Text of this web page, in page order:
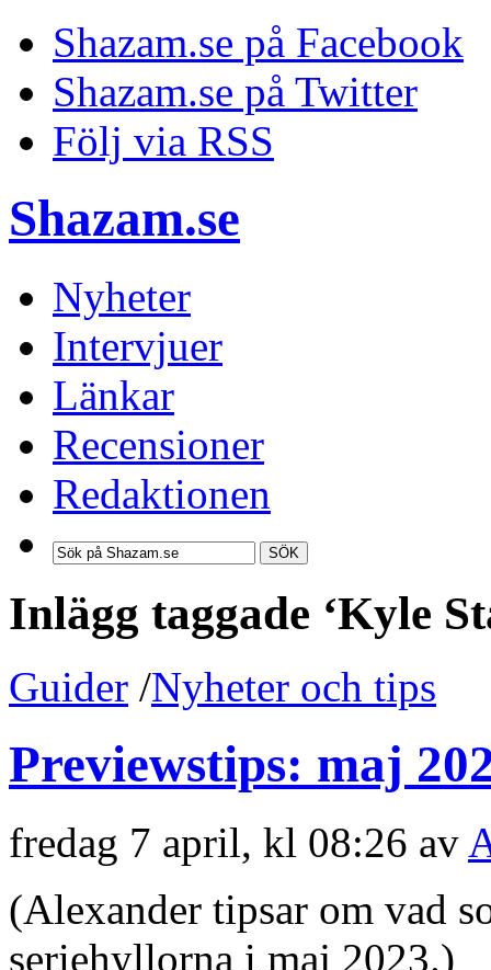
Shazam.se på Facebook
Shazam.se på Twitter
Följ via RSS
Shazam.se
Nyheter
Intervjuer
Länkar
Recensioner
Redaktionen
SÖK
Inlägg taggade ‘Kyle
Guider /Nyheter och tips
Previewstips: maj
fredag 7 april, kl 08:26 av
(Alexander tipsar om vad
seriehyllorna i maj 2023.)